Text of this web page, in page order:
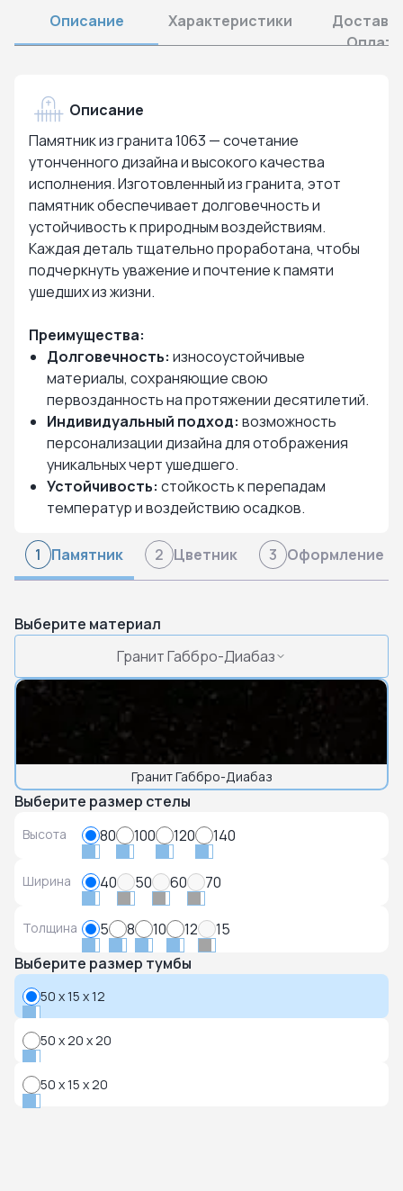
Описание Характеристики
Оплата
Описание
Памятник из гранита 1063 — сочетание
утонченного дизайна и высокого качества
исполнения. Изготовленный из гранита, этот
памятник обеспечивает долговечность и
устойчивость к природным воздействиям.
Каждая деталь тщательно проработана, чтобы
подчеркнуть уважение и почтение к памяти
ушедших из жизни.
Преимущества:
Долговечность: износоустойчивые
материалы, сохраняющие свою
первозданность на протяжении десятилетий.
Индивидуальный подход: возможность
персонализации дизайна для отображения
уникальных черт ушедшего.
Устойчивость: стойкость к перепадам
температур и воздействию осадков.
1 Памятник 2 Цветник 3 Оформление
Выберите материал
Гранит Габбро-Диабаз
Гранит Габбро-Диабаз
Выберите размер стелы
Высота 80 100 120 140
Ширина 40 50 60 70
Толщина 5 8 10 12
15
Выберите размер тумбы
50 x 15 x 12
50 x 20 x 20
50 x 15 x 20